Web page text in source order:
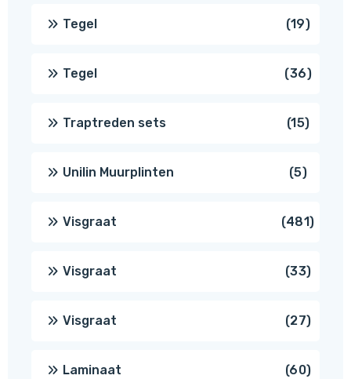
Tegel 1919
Tegel 3636
Traptreden sets 1515
Unilin Muurplinten 55
Visgraat 481481
Visgraat 3333
Visgraat 2727
Laminaat 6060